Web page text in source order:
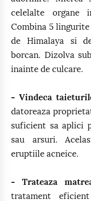
celelalte organe
Combina 5
de Himalaya si
borcan. Dizolva
inainte de culcare.
- Vindeca
datoreaza
suficient sa aplici
sau arsuri.
eruptiile acneice.
- Trateaza
tratament